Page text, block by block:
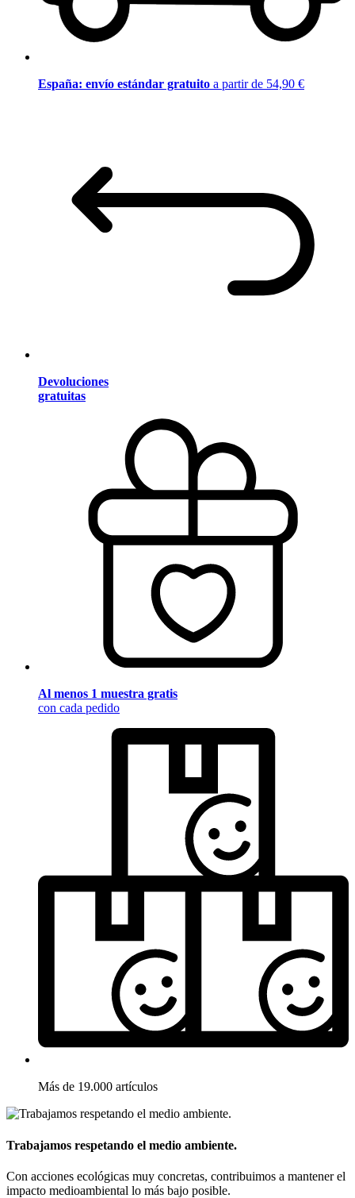
España: envío estándar gratuito a partir de 54,90 €
Devoluciones
gratuitas
Al menos 1 muestra gratis
con cada pedido
Más de 19.000 artículos
Trabajamos respetando el medio ambiente.
Con acciones ecológicas muy concretas, contribuimos a mantener el
impacto medioambiental lo más bajo posible.